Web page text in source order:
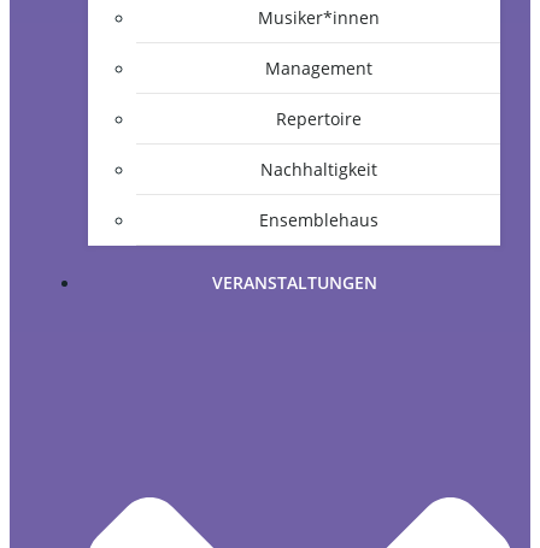
Musiker*innen
Management
Repertoire
Nachhaltigkeit
Ensemblehaus
VERANSTALTUNGEN